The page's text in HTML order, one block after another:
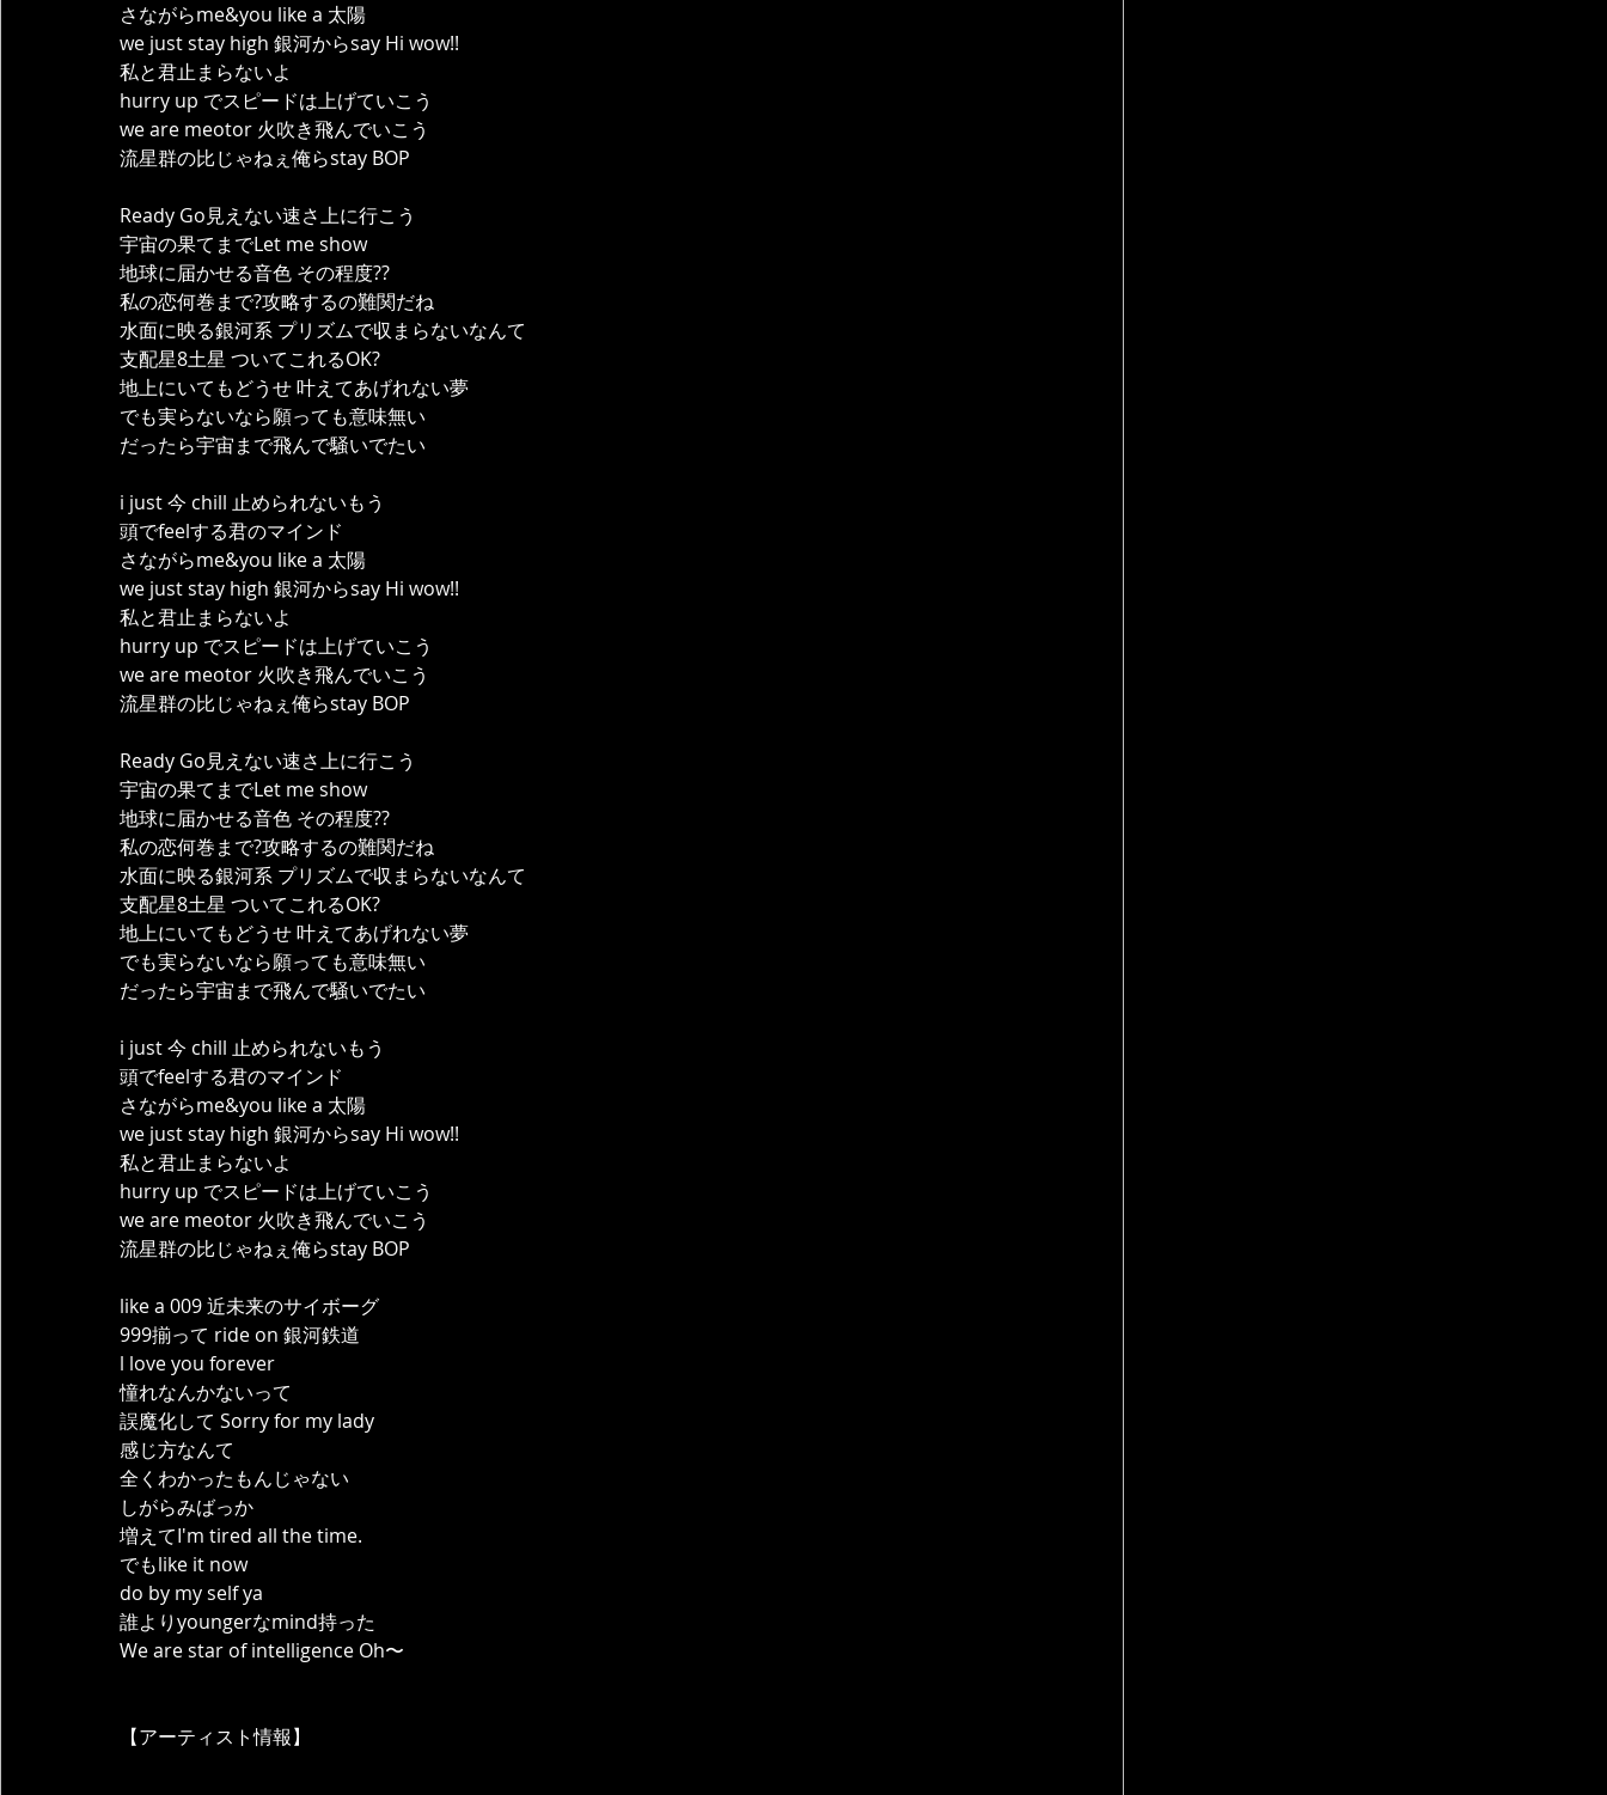
さながらme&you like a 太陽
we just stay high 銀河からsay Hi wow!!
私と君止まらないよ
hurry up でスピードは上げていこう
we are meotor 火吹き飛んでいこう
流星群の比じゃねぇ俺らstay BOP
Ready Go見えない速さ上に行こう
宇宙の果てまでLet me show
地球に届かせる音色 その程度??
私の恋何巻まで?攻略するの難関だね
水面に映る銀河系 プリズムで収まらないなんて
支配星8土星 ついてこれるOK?
地上にいてもどうせ 叶えてあげれない夢
でも実らないなら願っても意味無い
だったら宇宙まで飛んで騒いでたい
i just 今 chill 止められないもう
頭でfeelする君のマインド
さながらme&you like a 太陽
we just stay high 銀河からsay Hi wow!!
私と君止まらないよ
hurry up でスピードは上げていこう
we are meotor 火吹き飛んでいこう
流星群の比じゃねぇ俺らstay BOP
Ready Go見えない速さ上に行こう
宇宙の果てまでLet me show
地球に届かせる音色 その程度??
私の恋何巻まで?攻略するの難関だね
水面に映る銀河系 プリズムで収まらないなんて
支配星8土星 ついてこれるOK?
地上にいてもどうせ 叶えてあげれない夢
でも実らないなら願っても意味無い
だったら宇宙まで飛んで騒いでたい
i just 今 chill 止められないもう
頭でfeelする君のマインド
さながらme&you like a 太陽
we just stay high 銀河からsay Hi wow!!
私と君止まらないよ
hurry up でスピードは上げていこう
we are meotor 火吹き飛んでいこう
流星群の比じゃねぇ俺らstay BOP
like a 009 近未来のサイボーグ
999揃って ride on 銀河鉄道
l love you forever
憧れなんかないって
誤魔化して Sorry for my lady
感じ方なんて
全くわかったもんじゃない
しがらみばっか
増えてI'm tired all the time.
でもlike it now
do by my self ya
誰よりyoungerなmind持った
We are star of intelligence Oh〜
【アーティスト情報】